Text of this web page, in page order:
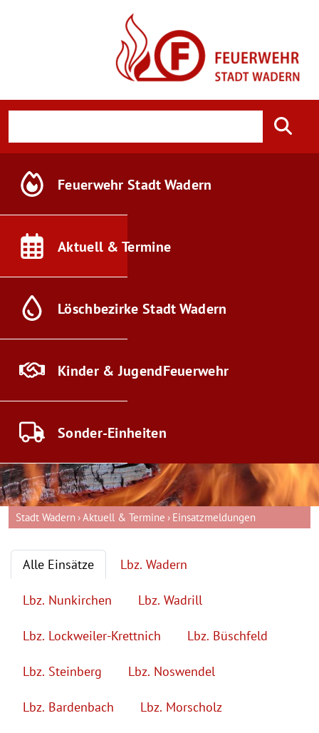
Feuerwehr Stadt Wadern
Aktuell & Termine
Löschbezirke Stadt Wadern
Kinder & JugendFeuerwehr
Sonder-Einheiten
Stadt Wadern Aktuell & Termine Einsatzmeldungen
Alle Einsätze Lbz. Wadern
Lbz. Nunkirchen Lbz. Wadrill
Lbz. Lockweiler-Krettnich Lbz. Büschfeld
Lbz. Steinberg Lbz. Noswendel
Lbz. Bardenbach Lbz. Morscholz